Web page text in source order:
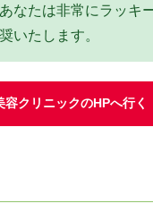
なたは非常にラッキ
いたします。
容クリニックのHPへ行く